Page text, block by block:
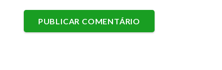
PUBLICAR COMENTÁRIO